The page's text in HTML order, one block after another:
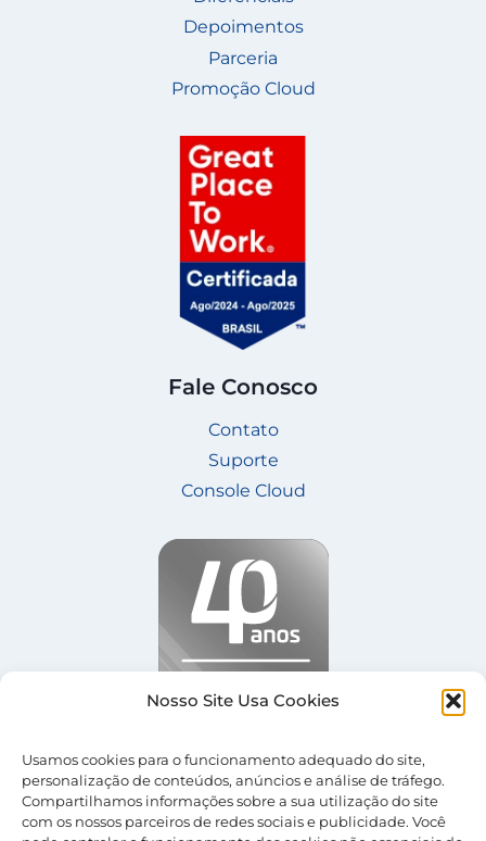
Nosso Site Usa Cookies
Usamos cookies para o funcionamento adequado do site,
personalização de conteúdos, anúncios e análise de tráfego.
Compartilhamos informações sobre a sua utilização do site
com os nossos parceiros de redes sociais e publicidade. Você
Depoimentos
Parceria
Promoção Cloud
Fale Conosco
Contato
Suporte
Console Cloud